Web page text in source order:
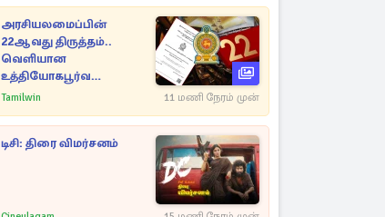
அரசியலமைப்பின்
22ஆவது திருத்தம்..
வெளியான
உத்தியோகபூர்வ
அறிவிப்பு!
Tamilwin 11 மணி நேரம் முன்
டிசி: திரை விமர்சனம்